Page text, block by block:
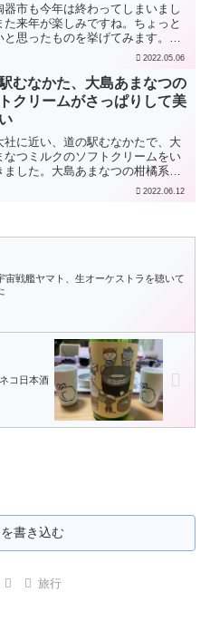
器市も今年は終わってしまいまし
た来年が楽しみですね。ちょっと
と思ったものを挙げてみます。あ
メを意識しているとしか思えない
とは何も書かれていませんし、模
は一般的な和柄です...
2022.05.06
むなかた、大島あまなつの
クリームがさっぱりして美
社に近い、道の駅むなかたで、大
なつミルクのソフトクリームをい
ました。大島あまなつの柑橘系の
さっぱりしてとても美味しいで
2022.06.12
宙戦艦ヤマト、生オーケストラを聴いて
コ日本酒
書き込む
旅行